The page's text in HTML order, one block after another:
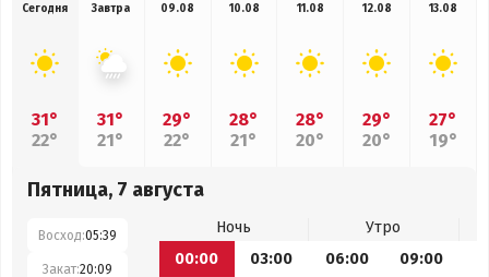
Сегодня
31°
22°
Завтра
31°
21°
09.08
29°
22°
10.08
28°
21°
11.08
28°
20°
12.08
29°
20°
13.08
27°
19°
Пятница, 7 августа
Восход:05:39
Закат:20:09
Ночь
Утро
00:00
03:00 06:00 09:00